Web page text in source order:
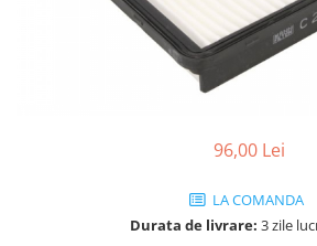
96,00 Lei
LA COMANDA
Durata de livrare: 3 zile